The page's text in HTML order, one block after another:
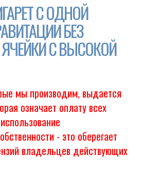
С ОДНОЙ
БЕЗ
С ВЫСОКОЙ
мы производим, выдается
означает оплату всех
- это оберегает
владельцев действующих